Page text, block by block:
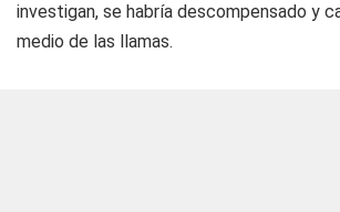
investigan, se habría descompensado y
medio de las llamas.